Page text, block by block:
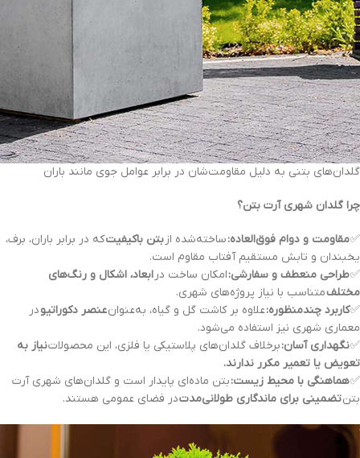
گلدان‌های بتنی به دلیل مقاومت‌شان در برابر عوامل جوی مانند باران
چرا گلدان شهری آرت بتن؟
✅مقاومت و دوام فوق‌العاده:ساخته‌شده ازبتن باکیفیتکه در برابر باران، برف،
یخبندان و تابش مستقیم آفتاب مقاوم است.
✅طراحی منعطف و سفارشی:امکان ساخت درابعاد، اشکال و رنگ‌های
مختلفمتناسب با نیاز پروژه‌های شهری.
✅کاربرد چندمنظوره:علاوه بر کاشت گل و گیاه، به‌عنوانعنصر دکوراتیودر
معماری شهری نیز استفاده می‌شود.
✅نگهداری آسان:برخلاف گلدان‌های پلاستیکی یا فلزی، این محصولاتنیاز به
تعویض یا تعمیر مکرر ندارند.
✅هماهنگی با محیط زیست:بتن ماده‌ای پایدار است و گلدان‌های شهری آرت
بتنتضمینی برای ماندگاری طولانی‌مدتدر فضای عمومی هستند.